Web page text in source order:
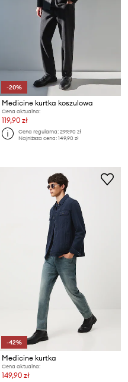
-20%
Medicine kurtka koszulowa
Cena aktualna:
119,90 zł
Cena regularna:299,90 zł
Najniższa cena:149,90 zł
-42%
Medicine kurtka
Cena aktualna:
149,90 zł